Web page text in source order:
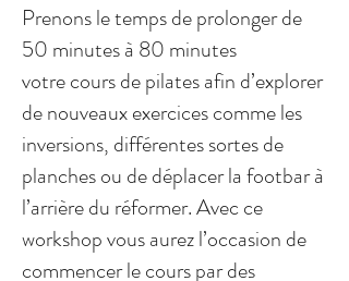
Prenons le temps de prolonger de
50 minutes à 80 minutes
votre cours de pilates afin d’explorer
de nouveaux exercices comme les
inversions, différentes sortes de
planches ou de déplacer la footbar à
l’arrière du réformer. Avec ce
workshop vous aurez l’occasion de
commencer le cours par des